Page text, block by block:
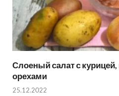
Слоеный салат с
орехами
25.12.2022